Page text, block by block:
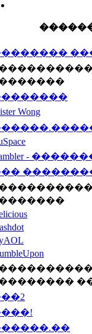
Wong
-